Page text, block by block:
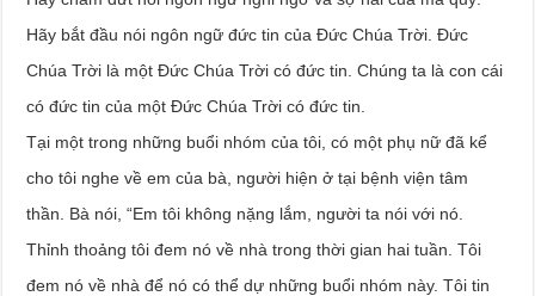
Hãy bắt đầu nói ngôn ngữ đức tin của Đức Chúa Trời. Đức
Chúa Trời là một Đức Chúa Trời có đức tin. Chúng ta là con cái
có đức tin của một Đức Chúa Trời có đức tin.
Tại một trong những buổi nhóm của tôi, có một phụ nữ đã kể
cho tôi nghe về em của bà, người hiện ở tại bệnh viện tâm
thần. Bà nói, “Em tôi không nặng lắm, người ta nói với nó.
Thỉnh thoảng tôi đem nó về nhà trong thời gian hai tuần. Tôi
đem nó về nhà để nó có thể dự những buổi nhóm này. Tôi tin